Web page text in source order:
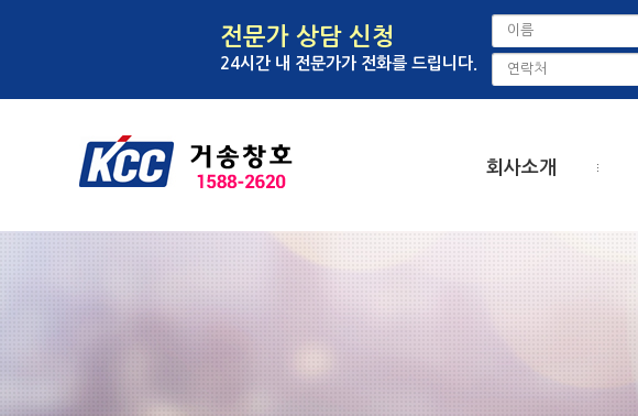
전문가 상담 신청
24시간 내 전문가가 전화를 드립니다.
회사소개